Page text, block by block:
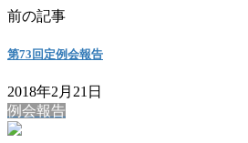
前の記事
第73回定例会報告
2018年2月21日
例会報告